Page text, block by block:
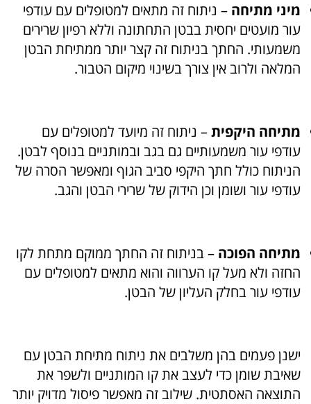
מיני מתיחה – ניתוח זה מתאים למטופלים עם עודפי
עור מועטים יחסית בבטן התחתונה וללא רפיון שרירים
משמעותי. החתך בניתוח זה קצר יותר ממתיחת הבטן
המלאה ולרוב אין צורך בשינוי מיקום הטבור.
מתיחה היקפית– ניתוח זה מיועד למטופלים עם
עודפי עור משמעותיים גם בגב ובמותניים בנוסף לבטן.
הניתוח כולל חתך היקפי סביב הגוף ומאפשר הסרה של
עודפי עור ושומן וכן הידוק של שרירי הבטן והגב.
מתיחה הפוכה – בניתוח זה החתך ממוקם מתחת לקו
החזה ולא מעל קו הערווה והוא מתאים למטופלים עם
עודפי עור בחלק העליון של הבטן.
ישנן פעמים בהן משלבים את ניתוח מתיחת הבטן עם
שאיבת שומן כדי לעצב את קו המותניים ולשפר את
התוצאה האסתטית. שילוב זה מאפשר פיסול מדויק יותר